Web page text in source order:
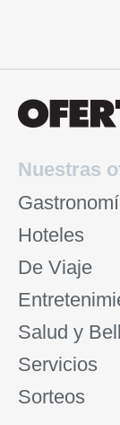
Nuestras
Hoteles
De Viaje
Salud y
Servicios
Sorteos